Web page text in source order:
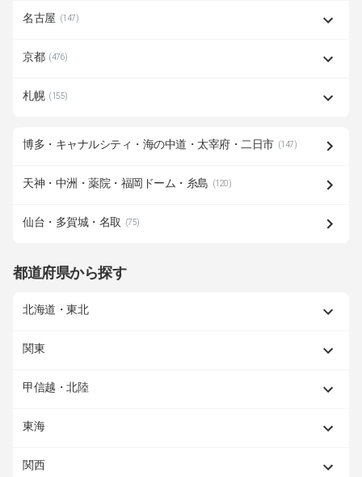
名古屋 (147)
京都 (476)
札幌 (155)
博多・キャナルシティ・海の中道・太宰府・二日市 (147)
天神・中洲・薬院・福岡ドーム・糸島 (120)
仙台・多賀城・名取 (75)
都道府県から探す
北海道・東北
関東
甲信越・北陸
東海
関西